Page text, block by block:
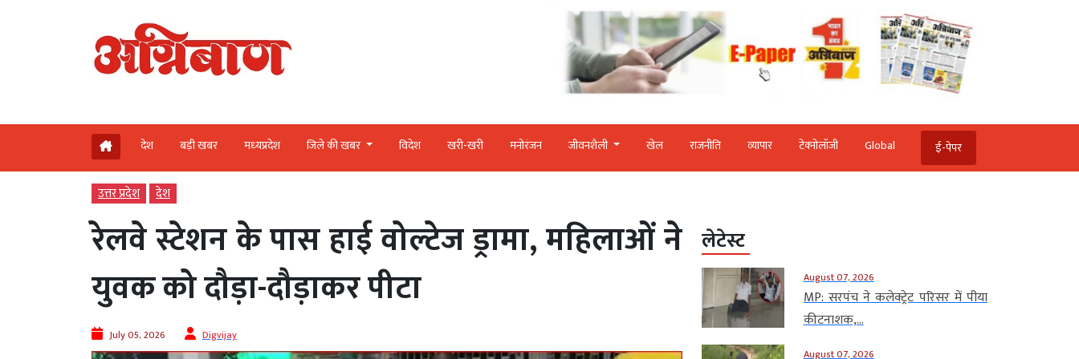
देश बड़ी खबर मध्‍यप्रदेश जिले की खबर विदेश खरी-खरी मनोरंजन जीवनशैली खेल राजनीति व्‍यापार टेक्‍नोलॉजी Global ई-पेपर
उत्तर प्रदेश देश
रेलवे स्टेशन के पास हाई वोल्टेज ड्रामा, महिलाओं ने
युवक को दौड़ा-दौड़ाकर पीटा
July 05, 2026 Digvijay
लेटेस्ट
August 07, 2026
MP: सरपंच ने कलेक्ट्रेट परिसर में पीया
कीटनाशक,...
August 07, 2026